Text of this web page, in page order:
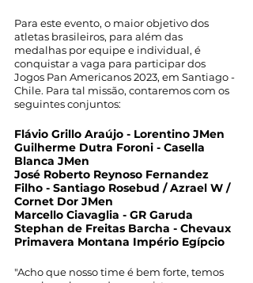
Para este evento, o maior objetivo dos
atletas brasileiros, para além das
medalhas por equipe e individual, é
conquistar a vaga para participar dos
Jogos Pan Americanos 2023, em Santiago -
Chile. Para tal missão, contaremos com os
seguintes conjuntos:
Flávio Grillo Araújo - Lorentino JMen
Guilherme Dutra Foroni - Casella
Blanca JMen
José Roberto Reynoso Fernandez
Filho - Santiago Rosebud / Azrael W /
Cornet Dor JMen
Marcello Ciavaglia - GR Garuda
Stephan de Freitas Barcha - Chevaux
Primavera Montana Império Egípcio
"Acho que nosso time é bem forte, temos